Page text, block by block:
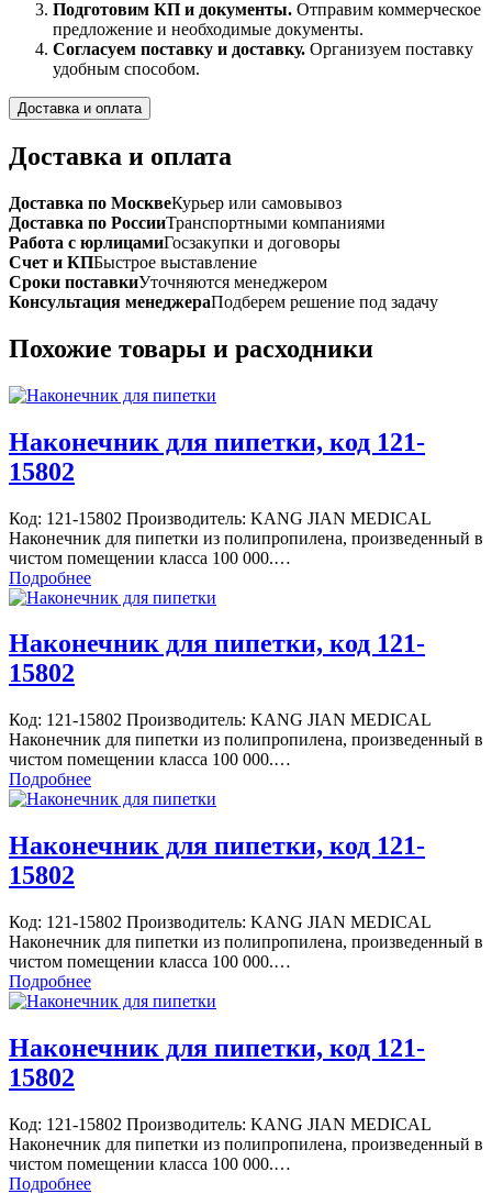
Подготовим КП и документы. Отправим коммерческое
предложение и необходимые документы.
Согласуем поставку и доставку. Организуем поставку
удобным способом.
Доставка и оплата
Доставка и оплата
Доставка по МосквеКурьер или самовывоз
Доставка по РоссииТранспортными компаниями
Работа с юрлицамиГосзакупки и договоры
Счет и КПБыстрое выставление
Сроки поставкиУточняются менеджером
Консультация менеджераПодберем решение под задачу
Похожие товары и расходники
Наконечник для пипетки, код 121-
15802
Код: 121-15802 Производитель: KANG JIAN MEDICAL
Наконечник для пипетки из полипропилена, произведенный в
чистом помещении класса 100 000.…
Подробнее
Наконечник для пипетки, код 121-
15802
Код: 121-15802 Производитель: KANG JIAN MEDICAL
Наконечник для пипетки из полипропилена, произведенный в
чистом помещении класса 100 000.…
Подробнее
Наконечник для пипетки, код 121-
15802
Код: 121-15802 Производитель: KANG JIAN MEDICAL
Наконечник для пипетки из полипропилена, произведенный в
чистом помещении класса 100 000.…
Подробнее
Наконечник для пипетки, код 121-
15802
Код: 121-15802 Производитель: KANG JIAN MEDICAL
Наконечник для пипетки из полипропилена, произведенный в
чистом помещении класса 100 000.…
Подробнее